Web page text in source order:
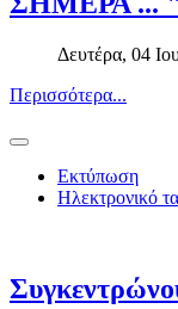
Δευτέρα, 04
Περισσότερα...
Εκτύπωση
Ηλεκτρονικό